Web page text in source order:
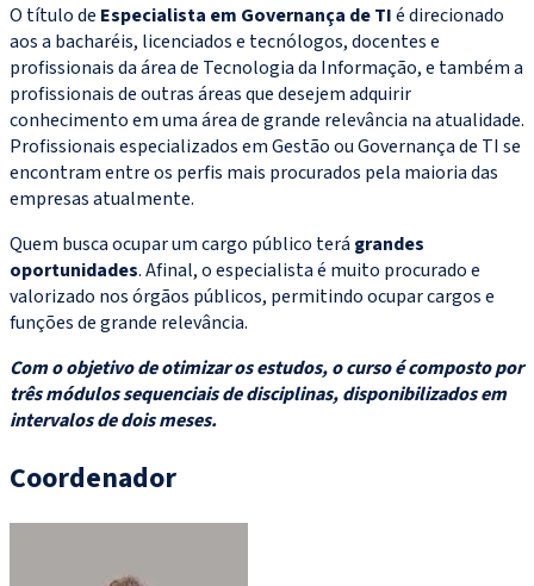
O título de Especialista em Governança de TIé direcionado
aos a bacharéis, licenciados e tecnólogos, docentes e
profissionais da área de Tecnologia da Informação, e também a
profissionais de outras áreas que desejem adquirir
conhecimento em uma área de grande relevância na atualidade.
Profissionais especializados em Gestão ou Governança de TI se
encontram entre os perfis mais procurados pela maioria das
empresas atualmente.
Quem busca ocupar um cargo público terá grandes
oportunidades. Afinal, o especialista é muito procurado e
valorizado nos órgãos públicos, permitindo ocupar cargos e
funções de grande relevância.
Com o objetivo de otimizar os estudos, o curso é composto por
três módulos sequenciais de disciplinas, disponibilizados em
intervalos de dois meses.
Coordenador